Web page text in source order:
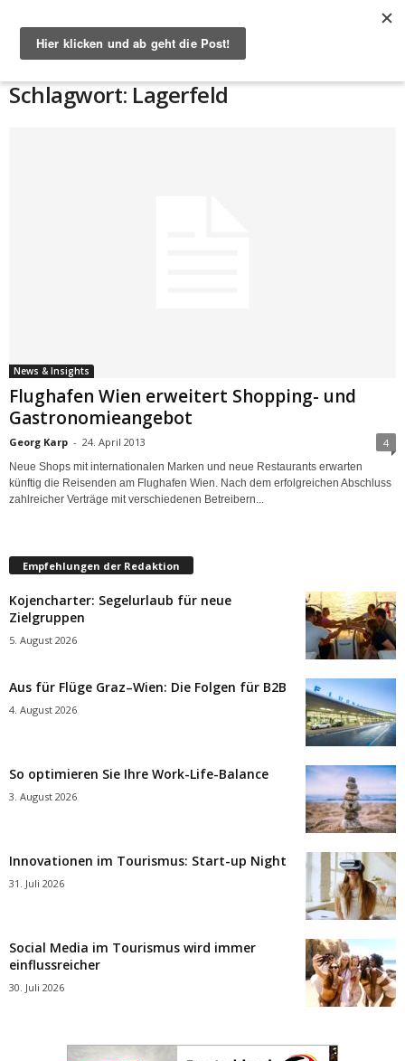
Schlagwort: Lagerfeld
News & Insights
Flughafen Wien erweitert Shopping- und
Gastronomieangebot
Georg Karp - 24. April 2013 4
Neue Shops mit internationalen Marken und neue Restaurants erwarten
künftig die Reisenden am Flughafen Wien. Nach dem erfolgreichen Abschluss
zahlreicher Verträge mit verschiedenen Betreibern...
Empfehlungen der Redaktion
Kojencharter: Segelurlaub für neue
Zielgruppen
5. August 2026
Aus für Flüge Graz–Wien: Die Folgen für B2B
4. August 2026
So optimieren Sie Ihre Work-Life-Balance
3. August 2026
Innovationen im Tourismus: Start-up Night
31. Juli 2026
Social Media im Tourismus wird immer
einflussreicher
30. Juli 2026